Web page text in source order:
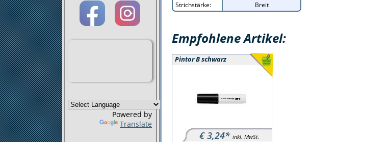
Powered by
Translate
Strichstärke:
Breit
Empfohlene Artikel:
Pintor B schwarz
€ 3,24* inkl. MwSt.